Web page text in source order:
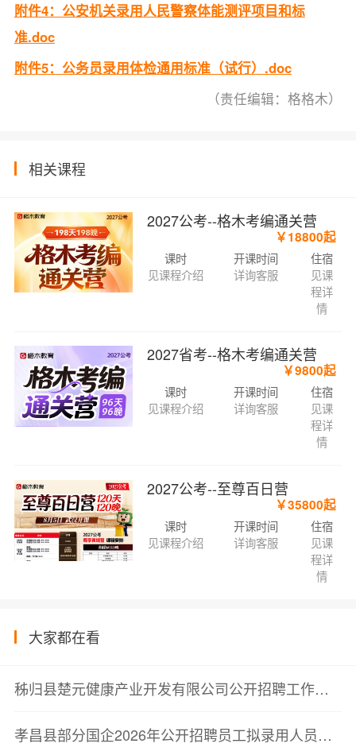
附件4：公安机关录用人民警察体能测评项目和标
准.doc
附件5：公务员录用体检通用标准（试行）.doc
（责任编辑：格格木）
相关课程
2027公考--格木考编通关营
￥18800起
课时
见课程介绍
开课时间
详询客服
住宿
见课
程详
情
2027省考--格木考编通关营
￥9800起
课时
见课程介绍
开课时间
详询客服
住宿
见课
程详
情
2027公考--至尊百日营
￥35800起
课时
见课程介绍
开课时间
详询客服
住宿
见课
程详
情
大家都在看
秭归县楚元健康产业开发有限公司公开招聘工作人员笔试成绩公告
孝昌县部分国企2026年公开招聘员工拟录用人员公示